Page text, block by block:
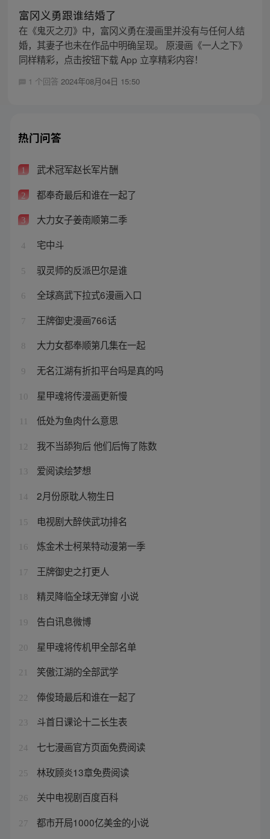
富冈义勇跟谁结婚了
在《鬼灭之刃》中，富冈义勇在漫画里并没有与任何人结
婚，其妻子也未在作品中明确呈现。 原漫画《一人之下》
同样精彩，点击按钮下载 App 立享精彩内容！
1 个回答 2024年08月04日 15:50
热门问答
1 武术冠军赵长军片酬
2 都奉奇最后和谁在一起了
3 大力女子姜南顺第二季
4 宅中斗
5 驭灵师的反派巴尔是谁
6 全球高武下拉式6漫画入口
7 王牌御史漫画766话
8 大力女都奉顺第几集在一起
9 无名江湖有折扣平台吗是真的吗
10 星甲魂将传漫画更新慢
低处为鱼肉什么意思
12 我不当舔狗后 他们后悔了陈数
13 爱阅读绘梦想
14 2月份原耽人物生日
15 电视剧大醉侠武功排名
16 炼金术士柯莱特动漫第一季
17 王牌御史之打更人
18 精灵降临全球无弹窗 小说
19 告白讯息微博
20 星甲魂将传机甲全部名单
21 笑傲江湖的全部武学
22 俸俊琦最后和谁在一起了
23 斗首日课论十二长生表
24 七七漫画官方页面免费阅读
25 林玫顾炎13章免费阅读
26 关中电视剧百度百科
27 都市开局1000亿美金的小说